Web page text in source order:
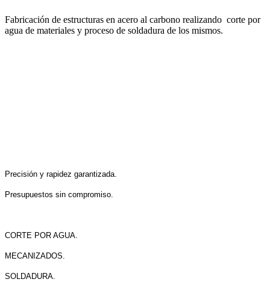
Fabricación de estructuras en acero al carbono realizando corte por
agua de materiales y proceso de soldadura de los mismos.
Precisión y rapidez garantizada.
Presupuestos sin compromiso.
CORTE POR AGUA.
MECANIZADOS.
SOLDADURA.